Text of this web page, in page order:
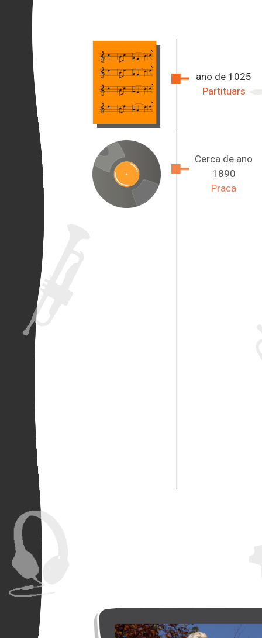
ano de 1025
Partituars
Cerca de ano
1890
Praca